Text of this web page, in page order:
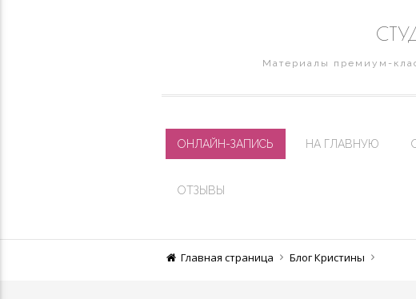
Материалы премиум-
ОНЛАЙН-ЗАПИСЬ НА ГЛАВНУЮ
ОТЗЫВЫ
Главная страница Блог Кристины